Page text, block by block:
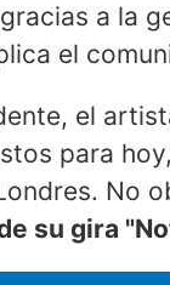
a la
el
el
para
No
su gira